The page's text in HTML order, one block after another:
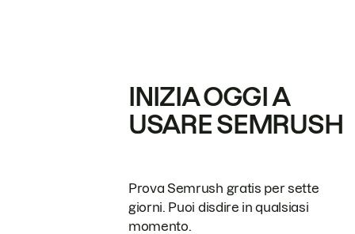
INIZIA OGGI A
USARE SEMRUSH
Prova Semrush gratis per sette
giorni. Puoi disdire in qualsiasi
momento.